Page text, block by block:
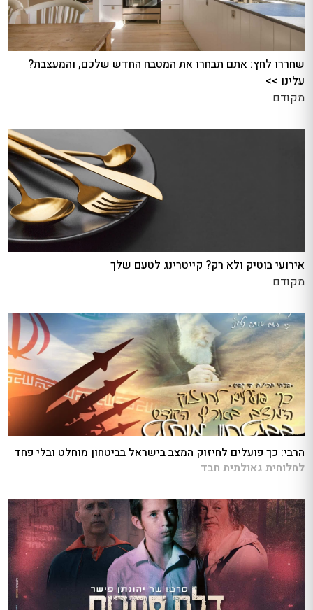
שחררו לחץ: אתם תבחרו את המטבח החדש שלכם, והמעצבת?
עלינו >>
מקודם
אירועי בוטיק ולא רק? קייטרינג לטעם שלך
מקודם
הרבי: כך פועלים לחיזוק המצב בישראל בביטחון מוחלט ובלי פחד
לחלוחית גאולתית חבד